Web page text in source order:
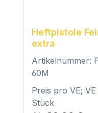
Heftpistole
extra
Artikelnummer:
60M
Preis pro VE; VE
Stück